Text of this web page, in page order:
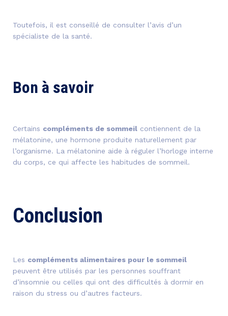
Toutefois, il est conseillé de consulter l’avis d’un
spécialiste de la santé.
Bon à savoir
Certains compléments de sommeil contiennent de la
mélatonine, une hormone produite naturellement par
l’organisme. La mélatonine aide à réguler l’horloge interne
du corps, ce qui affecte les habitudes de sommeil.
Conclusion
Les compléments alimentaires pour le sommeil
peuvent être utilisés par les personnes souffrant
d’insomnie ou celles qui ont des difficultés à dormir en
raison du stress ou d’autres facteurs.